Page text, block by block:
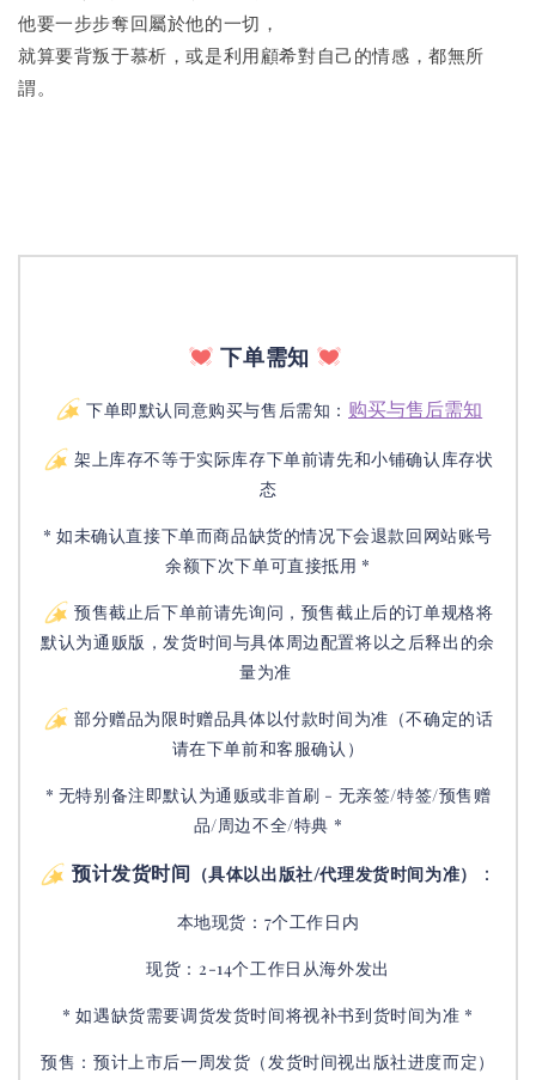
他要一步步奪回屬於他的一切，
就算要背叛于慕析，或是利用顧希對自己的情感，都無所
謂。
下单需知
下单即默认同意购买与售后需知： 购买与售后需知
架上库存不等于实际库存下单前请先和小铺确认库存状
态
* 如未确认直接下单而商品缺货的情况下会退款回网站账号
余额下次下单可直接抵用 *
预售截止后下单前请先询问，预售截止后的订单规格将
默认为通贩版，发货时间与具体周边配置将以之后释出的余
量为准
部分赠品为限时赠品具体以付款时间为准（不确定的话
请在下单前和客服确认）
* 无特别备注即默认为通贩或非首刷 - 无亲签/特签/预售赠
品/周边不全/特典 *
预计发货时间 （具体以出版社/代理发货时间为准） ：
本地现货：7个工作日内
现货：2-14个工作日从海外发出
* 如遇缺货需要调货发货时间将视补书到货时间为准 *
预售：预计上市后一周发货（发货时间视出版社进度而定）